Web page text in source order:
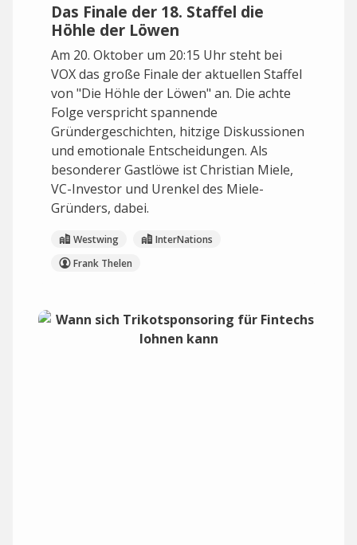
Das Finale der 18. Staffel die
Höhle der Löwen
Am 20. Oktober um 20:15 Uhr steht bei
VOX das große Finale der aktuellen Staffel
von "Die Höhle der Löwen" an. Die achte
Folge verspricht spannende
Gründergeschichten, hitzige Diskussionen
und emotionale Entscheidungen. Als
besonderer Gastlöwe ist Christian Miele,
VC-Investor und Urenkel des Miele-
Gründers, dabei.
Westwing
InterNations
Frank Thelen